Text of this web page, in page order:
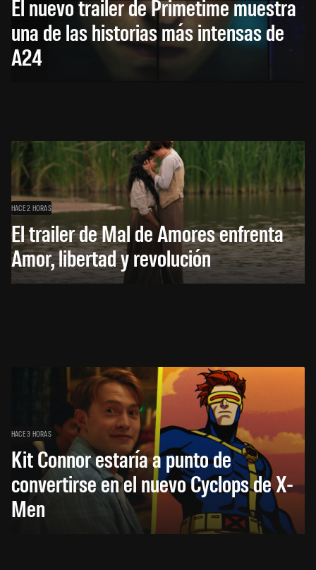
El nuevo trailer de Primetime muestra
una de las historias más intensas de
A24
HACE 2 HORAS
El trailer de Mal de Amores enfrenta
Amor, libertad y revolución
HACE 3 HORAS
Kit Connor estaría a punto de
convertirse en el nuevo Cyclops de X-
Men